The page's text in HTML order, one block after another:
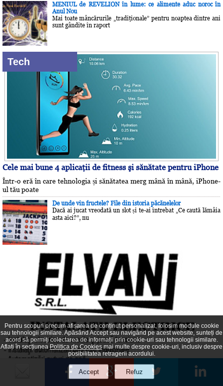
MENIUL de REVELION în lume: ce alimente aduc noroc în
Anul Nou
Mai toate mâncărurile „tradiţionale” pentru noaptea dintre ani
sunt gândite în raport
Tech
Cele mai bune 4 aplicaţii de fitness şi sănătate pentru iPhone
Într-o eră în care tehnologia și sănătatea merg mână în mână, iPhone-
ul tău poate
De unde vin fructele? File din istoria păcănelelor
Dacă ai jucat vreodată un slot și te-ai întrebat „Ce caută lămâia
asta aici?”, nu
Pentru scopuri precum afișarea de conținut personalizat, folosim module cookie
sau tehnologii similare. Apăsând Accept sau navigând pe acest website, sunteți de
acord să permiți colectarea de informații prin cookie-uri sau tehnologii similare.
Aflați în secțiuneaPolitica de Cookiesmai multe despre cookie-uri, inclusiv despre
posibilitatea retragerii acordului.